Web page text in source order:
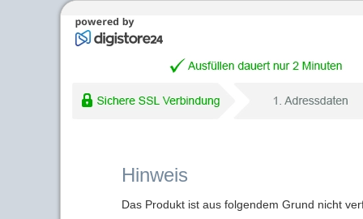
Hinweis
Das Produkt ist aus folgendem Grund nicht